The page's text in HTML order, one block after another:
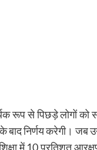
रूप से पिछड़े लोगों को
बाद निर्णय करेगी। जब
में 10 प्रतिशत